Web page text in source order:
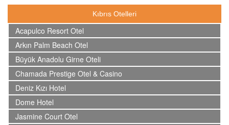
Kıbrıs Otelleri
Acapulco Resort Otel
Arkın Palm Beach Otel
Büyük Anadolu Girne Oteli
Chamada Prestige Otel & Casino
Deniz Kızı Hotel
Dome Hotel
Jasmine Court Otel